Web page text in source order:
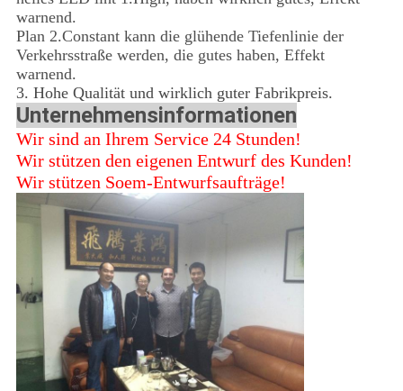
warnend.
Plan 2.Constant kann die glühende Tiefenlinie der
Verkehrsstraße werden, die gutes haben, Effekt
warnend.
3. Hohe Qualität und wirklich guter Fabrikpreis.
Unternehmensinformationen
Wir sind an Ihrem Service 24 Stunden!
Wir stützen den eigenen Entwurf des Kunden!
Wir stützen Soem-Entwurfsaufträge!